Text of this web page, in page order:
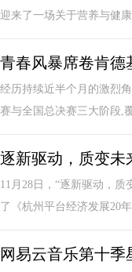
迎来了一场关于营养与健
青春风暴席卷肯德
经历持续近半个月的激烈
赛与全国总决赛三大阶段,
逐新驱动，质变未
11月28日，“逐新驱动，
了《杭州平台经济发展20
网易云音乐第十